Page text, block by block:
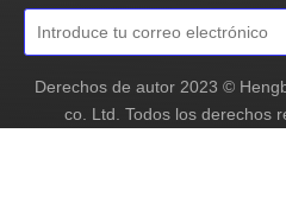
Derechos de autor 2023 ©
co. Ltd. Todos los derechos